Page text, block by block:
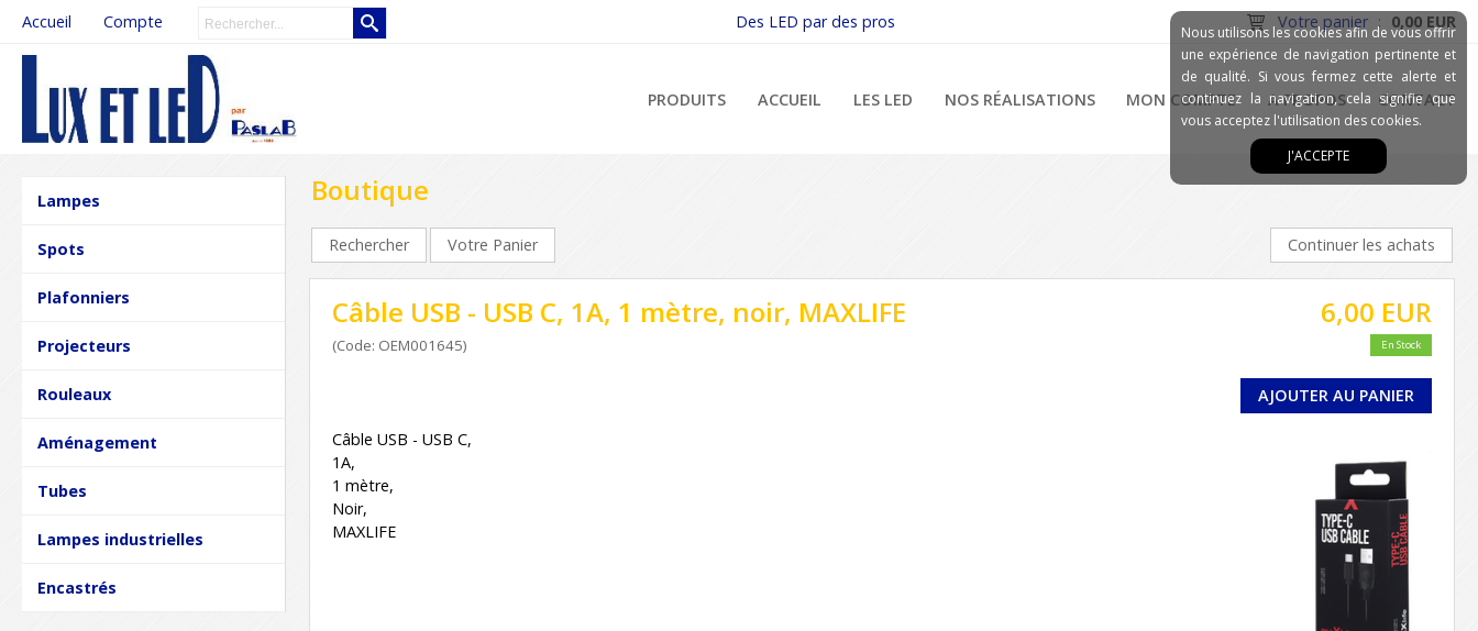
Accueil Compte Votre panier : 0,00 EUR
Des LED par des pros
PRODUITS ACCUEIL LES LED NOS RÉALISATIONS MON COMPTE A PROPOS CONTACT
Lampes
Spots
Plafonniers
Projecteurs
Rouleaux
Aménagement
Tubes
Lampes industrielles
Encastrés
Boutique
Rechercher Votre Panier Continuer les achats
Câble USB - USB C, 1A, 1 mètre, noir, MAXLIFE
(Code: OEM001645)
6,00 EUR
En Stock
AJOUTER AU PANIER
Câble USB - USB C,
1A,
1 mètre,
Noir,
MAXLIFE
Nous utilisons les cookies afin de vous offrir
une expérience de navigation pertinente et
de qualité. Si vous fermez cette alerte et
continuez la navigation, cela signifie que
vous acceptez l'utilisation des cookies.
J'ACCEPTE